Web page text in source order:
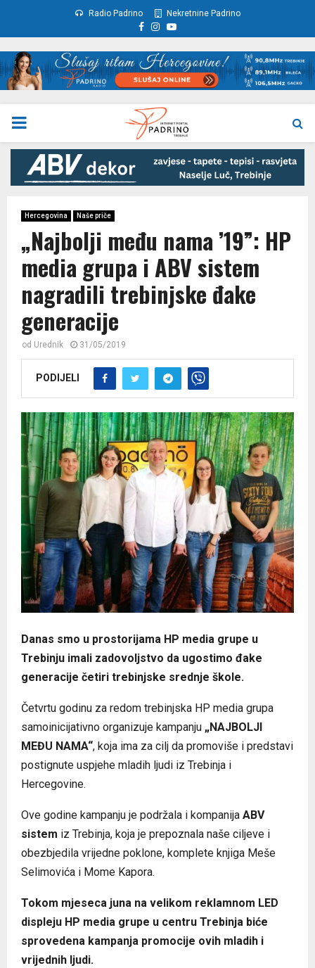
Radio Padrino Nekretnine Padrino
Facebook
Instagram
Youtube
PRIMARY
MENU
Hercegovina Naše priče
„Najbolji među nama ’19”: HP
media grupa i ABV sistem
nagradili trebinjske đake
generacije
od Urednik 31/05/2019
PODIJELI
Danas smo u prostorijama HP media grupe u
Trebinju imali zadovoljstvo da ugostimo đake
generacije četiri trebinjske srednje škole.
Četvrtu godinu za redom trebinjska HP media grupa
samoinicijativno organizuje kampanju „NAJBOLJI
MEĐU NAMA“, koja ima za cilj da promoviše i predstavi
postignute uspjehe mladih ljudi iz Trebinja i
Hercegovine.
Ove godine kampanju je podržala i kompanija ABV
sistem iz Trebinja, koja je prepoznala naše ciljeve i
obezbjedila vrijedne poklone, komplete knjiga Meše
Selimovića i Mome Kapora.
Tokom mjeseca juna na velikom reklamnom LED
displeju HP media grupe u centru Trebinja biće
sprovedena kampanja promocije ovih mladih i
vrijednih ljudi.